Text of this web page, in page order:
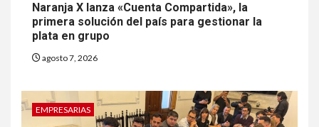
Naranja X lanza «Cuenta Compartida», la
primera solución del país para gestionar la
plata en grupo
agosto 7, 2026
EMPRESARIAS